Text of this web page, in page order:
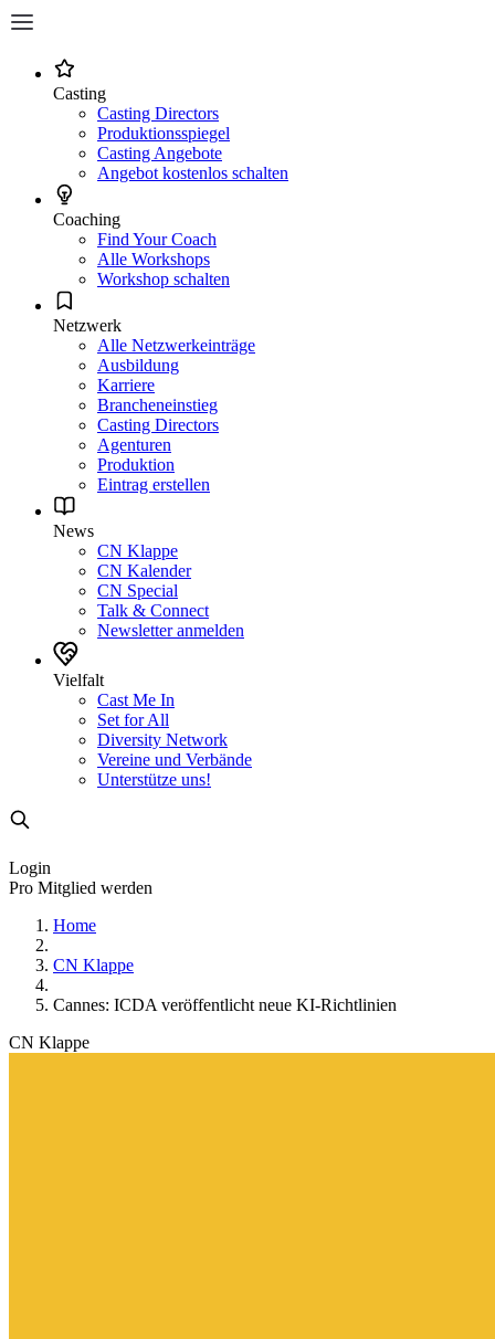
Casting
Casting Directors
Produktionsspiegel
Casting Angebote
Angebot kostenlos schalten
Coaching
Find Your Coach
Alle Workshops
Workshop schalten
Netzwerk
Alle Netzwerkeinträge
Ausbildung
Karriere
Brancheneinstieg
Casting Directors
Agenturen
Produktion
Eintrag erstellen
News
CN Klappe
CN Kalender
CN Special
Talk & Connect
Newsletter anmelden
Vielfalt
Cast Me In
Set for All
Diversity Network
Vereine und Verbände
Unterstütze uns!
Login
Pro Mitglied werden
Home
CN Klappe
Cannes: ICDA veröffentlicht neue KI-Richtlinien
CN Klappe